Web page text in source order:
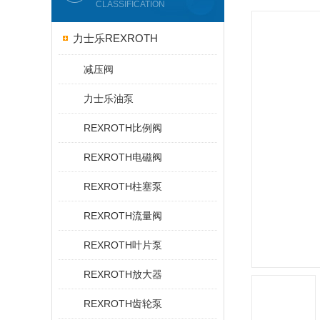
CLASSIFICATION
力士乐REXROTH
减压阀
力士乐油泵
REXROTH比例阀
REXROTH电磁阀
REXROTH柱塞泵
REXROTH流量阀
REXROTH叶片泵
REXROTH放大器
REXROTH齿轮泵